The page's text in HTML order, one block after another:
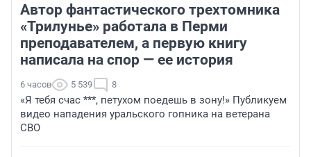
Автор фантастического трехтомника
«Трилунье» работала в Перми
преподавателем, а первую книгу
написала на спор — ее история
6 часов 5 539 8
«Я тебя счас ***, петухом поедешь в зону!» Публикуем
видео нападения уральского гопника на ветерана
СВО